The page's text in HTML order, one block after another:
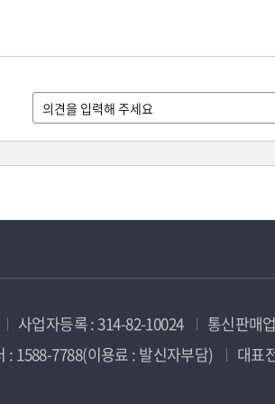
사업자등록 : 314-82-10024
통신판매
: 1588-7788(이용료 : 발신자부담)
대표